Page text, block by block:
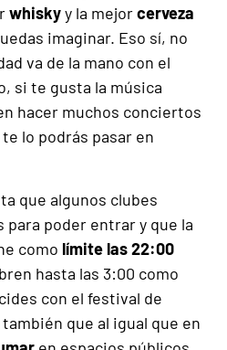
whiskyy la mejorcerveza
imaginar. Eso sí, no
va de la mano con el
si te gusta la música
hacer muchos conciertos
lo podrás pasar en
que algunos clubes
poder entrar y que la
como límite las 22:00
hasta las 3:00 como
con el festival de
que al igual que en